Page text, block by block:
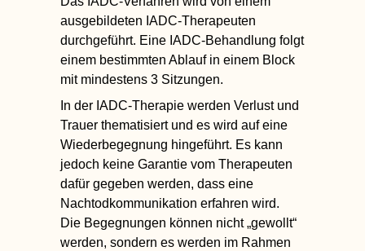
ausgebildeten IADC-Therapeuten
durchgeführt. Eine IADC-Behandlung folgt
einem bestimmten Ablauf in einem Block
mit mindestens 3 Sitzungen.
In der IADC-Therapie werden Verlust und
Trauer thematisiertund es wird auf eine
Wiederbegegnung hingeführt. Es kann
jedoch keine Garantie vom Therapeuten
dafür gegeben werden, dass eine
Nachtodkommunikation erfahren wird.
Die Begegnungen können nicht „gewollt“
werden, sondern es werden im Rahmen